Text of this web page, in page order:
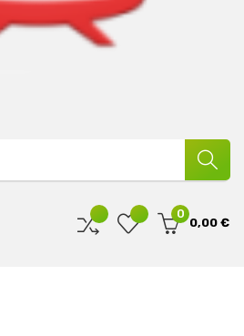
0
0,00 €